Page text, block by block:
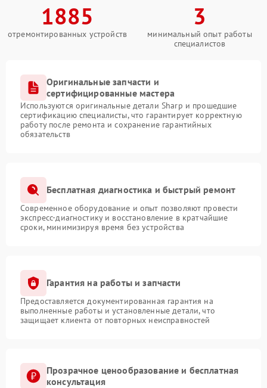
1885
отремонтированных устройств
3
минимальный опыт работы
специалистов
Оригинальные запчасти и
сертифицированные мастера
Используются оригинальные детали Sharp и прошедшие
сертификацию специалисты, что гарантирует корректную
работу после ремонта и сохранение гарантийных
обязательств
Бесплатная диагностика и быстрый ремонт
Современное оборудование и опыт позволяют провести
экспресс-диагностику и восстановление в кратчайшие
сроки, минимизируя время без устройства
Гарантия на работы и запчасти
Предоставляется документированная гарантия на
выполненные работы и установленные детали, что
защищает клиента от повторных неисправностей
Прозрачное ценообразование и бесплатная
консультация